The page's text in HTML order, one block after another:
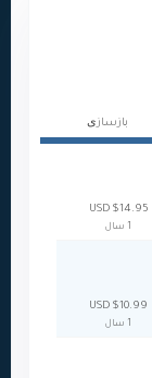
بازسازی
$14.95 USD
1 سال
$10.99 USD
1 سال